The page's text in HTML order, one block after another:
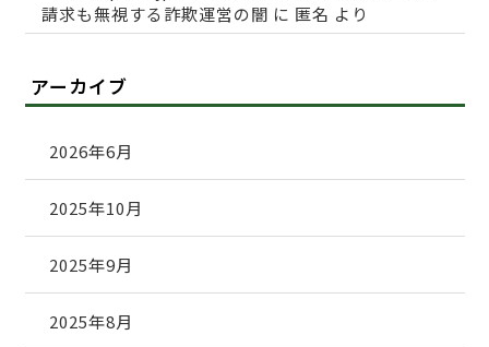
請求も無視する詐欺運営の闇 に 匿名 より
アーカイブ
2026年6月
2025年10月
2025年9月
2025年8月